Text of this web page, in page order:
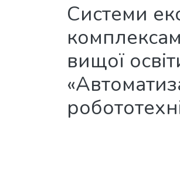
Системи
вищої